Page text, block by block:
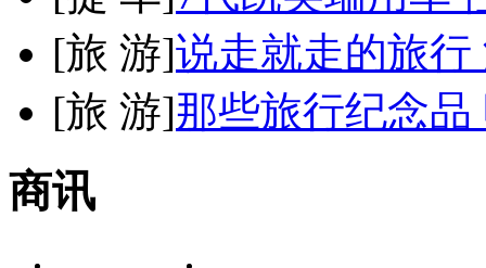
[旅 游]说走就走的旅
[旅 游]那些旅行纪念
商讯